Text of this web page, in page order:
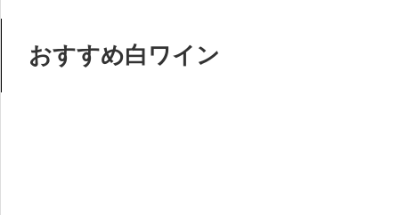
おすすめ白ワイン